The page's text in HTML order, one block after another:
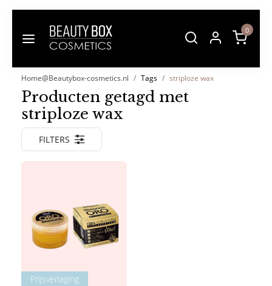
0
Home@Beautybox-cosmetics.nl Tags striploze wax
Producten getagd met
striploze wax
FILTERS
Prijsverlaging